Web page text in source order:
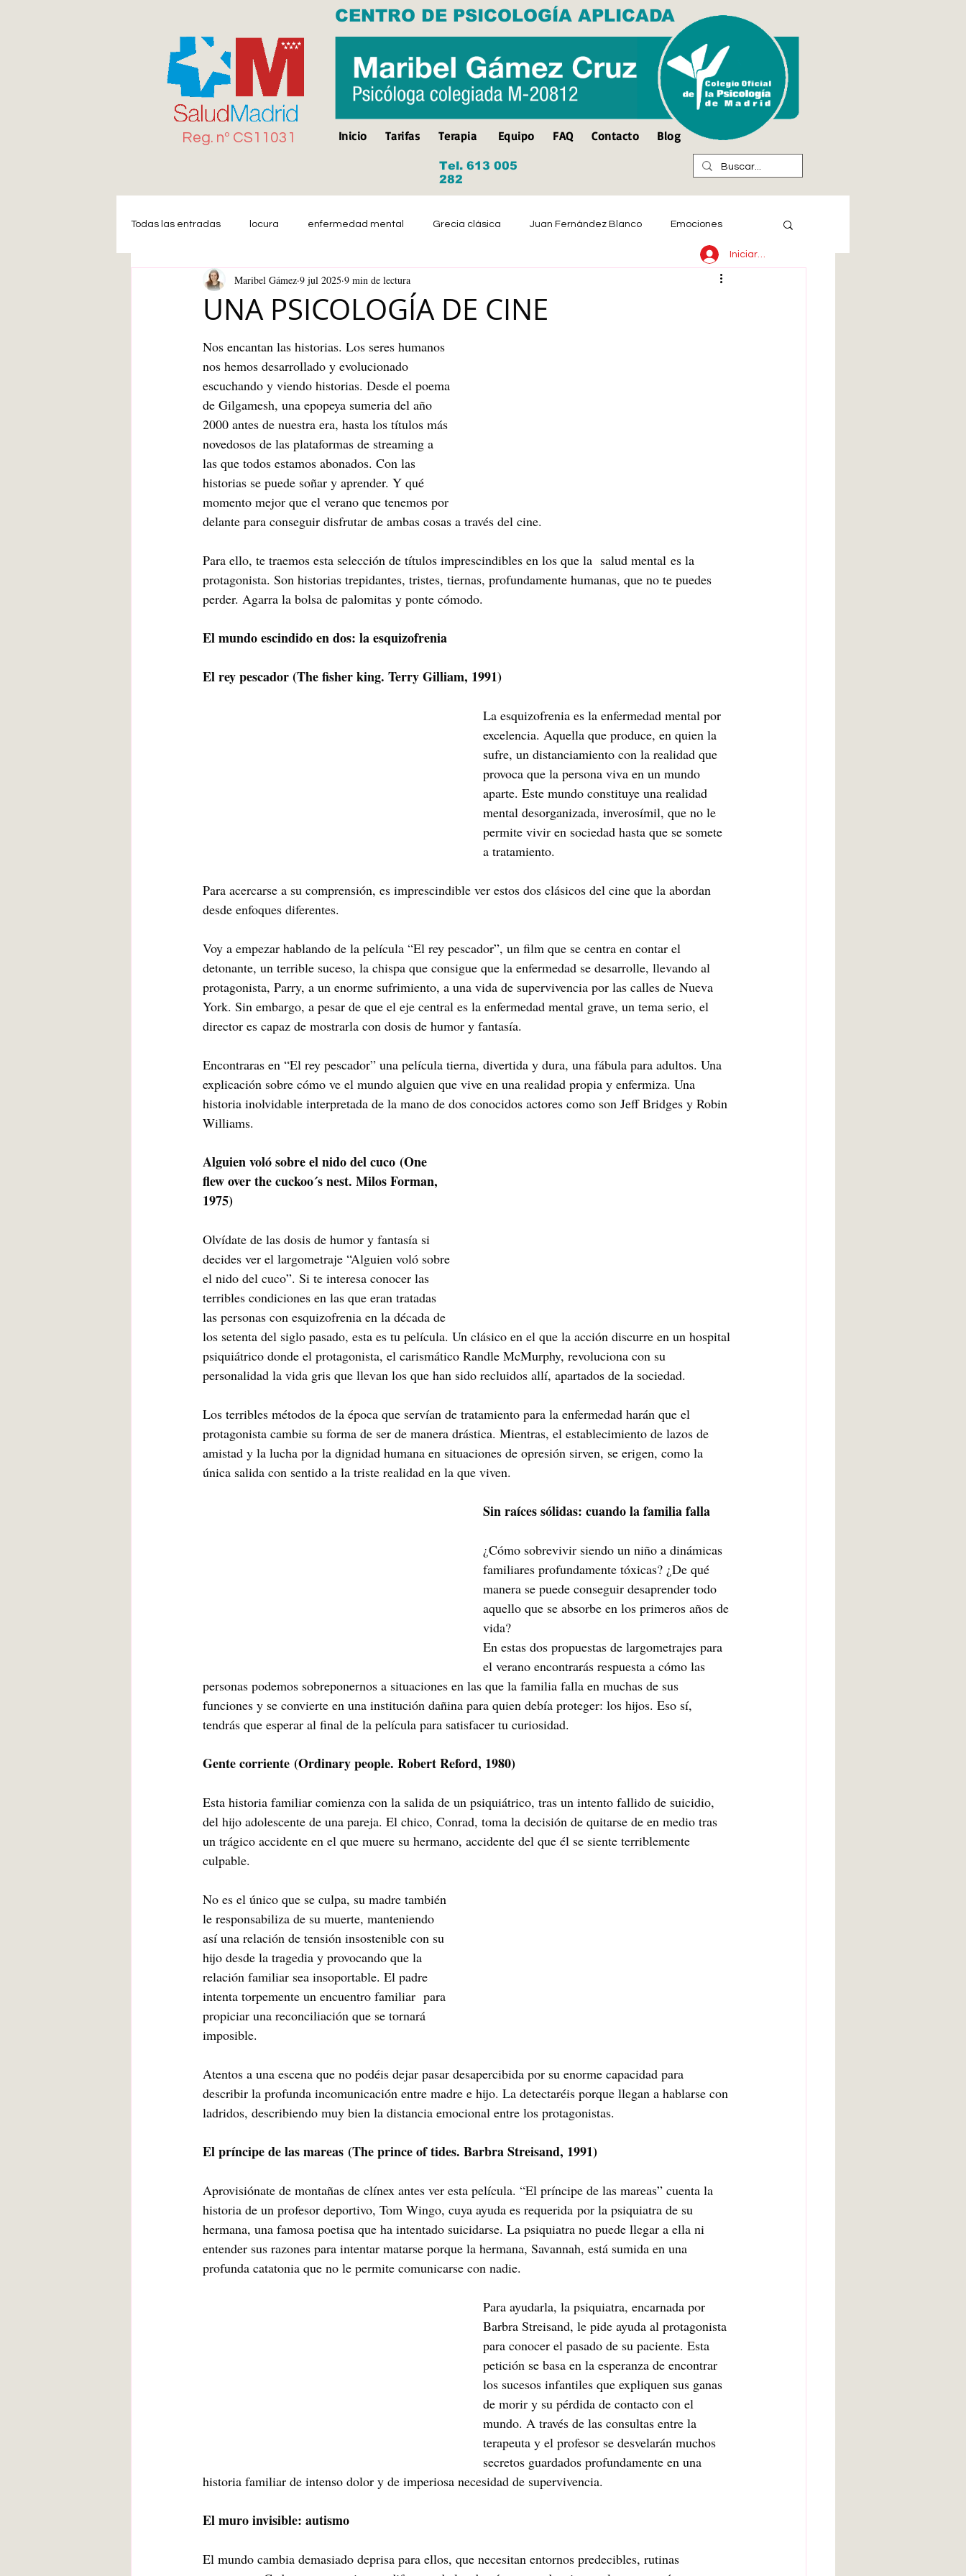
CENTRO DE PSICOLOGÍA APLICADA
Reg. nº CS11031 Inicio Tarifas Terapia Equipo FAQ Contacto Blog
Tel. 613 005
282
Todas las entradas locura enfermedad mental Grecia clásica Juan Fernández Blanco Emociones
Estrés Ansiedad Suicidio
Desarrollo infantil
UNA PSICOLOGÍA DE CINE
Maribel Gámez 9 jul 2025 9 min de lectura
Nos encantan las historias. Los seres humanos
nos hemos desarrollado y evolucionado
escuchando y viendo historias. Desde el poema
de Gilgamesh, una epopeya sumeria del año
2000 antes de nuestra era, hasta los títulos más
novedosos de las plataformas de streaming a
las que todos estamos abonados. Con las
historias se puede soñar y aprender. Y qué
momento mejor que el verano que tenemos por
delante para conseguir disfrutar de ambas cosas a través del cine.
Para ello, te traemos esta selección de títulos imprescindibles en los que la salud mental es la
protagonista. Son historias trepidantes, tristes, tiernas, profundamente humanas, que no te puedes
perder. Agarra la bolsa de palomitas y ponte cómodo.
El mundo escindido en dos: la esquizofrenia
El rey pescador (The fisher king. Terry Gilliam, 1991)
La esquizofrenia es la enfermedad mental por
excelencia. Aquella que produce, en quien la
sufre, un distanciamiento con la realidad que
provoca que la persona viva en un mundo
aparte. Este mundo constituye una realidad
mental desorganizada, inverosímil, que no le
permite vivir en sociedad hasta que se somete
a tratamiento.
Para acercarse a su comprensión, es imprescindible ver estos dos clásicos del cine que la abordan
desde enfoques diferentes.
Voy a empezar hablando de la película “El rey pescador”, un film que se centra en contar el
detonante, un terrible suceso, la chispa que consigue que la enfermedad se desarrolle, llevando al
protagonista, Parry, a un enorme sufrimiento, a una vida de supervivencia por las calles de Nueva
York. Sin embargo, a pesar de que el eje central es la enfermedad mental grave, un tema serio, el
director es capaz de mostrarla con dosis de humor y fantasía.
Encontraras en “El rey pescador” una película tierna, divertida y dura, una fábula para adultos. Una
explicación sobre cómo ve el mundo alguien que vive en una realidad propia y enfermiza. Una
historia inolvidable interpretada de la mano de dos conocidos actores como son Jeff Bridges y Robin
Williams.
Alguien voló sobre el nido del cuco (One
flew over the cuckoo´s nest. Milos Forman,
1975)
Olvídate de las dosis de humor y fantasía si
decides ver el largometraje “Alguien voló sobre
el nido del cuco”. Si te interesa conocer las
terribles condiciones en las que eran tratadas
las personas con esquizofrenia en la década de
los setenta del siglo pasado, esta es tu película. Un clásico en el que la acción discurre en un hospital
psiquiátrico donde el protagonista, el carismático Randle McMurphy, revoluciona con su
personalidad la vida gris que llevan los que han sido recluidos allí, apartados de la sociedad.
Los terribles métodos de la época que servían de tratamiento para la enfermedad harán que el
protagonista cambie su forma de ser de manera drástica. Mientras, el establecimiento de lazos de
amistad y la lucha por la dignidad humana en situaciones de opresión sirven, se erigen, como la
única salida con sentido a la triste realidad en la que viven.
Sin raíces sólidas: cuando la familia falla
¿Cómo sobrevivir siendo un niño a dinámicas
familiares profundamente tóxicas? ¿De qué
manera se puede conseguir desaprender todo
aquello que se absorbe en los primeros años de
vida?
En estas dos propuestas de largometrajes para
el verano encontrarás respuesta a cómo las
personas podemos sobreponernos a situaciones en las que la familia falla en muchas de sus
funciones y se convierte en una institución dañina para quien debía proteger: los hijos. Eso sí,
tendrás que esperar al final de la película para satisfacer tu curiosidad.
Gente corriente (Ordinary people. Robert Reford, 1980)
Esta historia familiar comienza con la salida de un psiquiátrico, tras un intento fallido de suicidio,
del hijo adolescente de una pareja. El chico, Conrad, toma la decisión de quitarse de en medio tras
un trágico accidente en el que muere su hermano, accidente del que él se siente terriblemente
culpable.
No es el único que se culpa, su madre también
le responsabiliza de su muerte, manteniendo
así una relación de tensión insostenible con su
hijo desde la tragedia y provocando que la
relación familiar sea insoportable. El padre
intenta torpemente un encuentro familiar  para
propiciar una reconciliación que se tornará
imposible.
Atentos a una escena que no podéis dejar pasar desapercibida por su enorme capacidad para
describir la profunda incomunicación entre madre e hijo. La detectaréis porque llegan a hablarse con
ladridos, describiendo muy bien la distancia emocional entre los protagonistas.
El príncipe de las mareas (The prince of tides. Barbra Streisand, 1991)
Aprovisiónate de montañas de clínex antes ver esta película. “El príncipe de las mareas” cuenta la
historia de un profesor deportivo, Tom Wingo, cuya ayuda es requerida por la psiquiatra de su
hermana, una famosa poetisa que ha intentado suicidarse. La psiquiatra no puede llegar a ella ni
entender sus razones para intentar matarse porque la hermana, Savannah, está sumida en una
profunda catatonia que no le permite comunicarse con nadie.
Para ayudarla, la psiquiatra, encarnada por
Barbra Streisand, le pide ayuda al protagonista
para conocer el pasado de su paciente. Esta
petición se basa en la esperanza de encontrar
los sucesos infantiles que expliquen sus ganas
de morir y su pérdida de contacto con el
mundo. A través de las consultas entre la
terapeuta y el profesor se desvelarán muchos
secretos guardados profundamente en una
historia familiar de intenso dolor y de imperiosa necesidad de supervivencia.
El muro invisible: autismo
El mundo cambia demasiado deprisa para ellos, que necesitan entornos predecibles, rutinas
Iniciar sesión